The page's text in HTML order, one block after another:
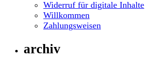
Widerruf für digitale Inhalte
Willkommen
Zahlungsweisen
archiv